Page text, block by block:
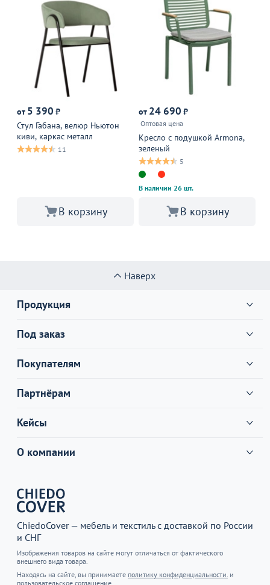
от 5 390 ₽
Стул Габана, велюр Ньютон
киви, каркас металл
11
В корзину
от 24 690 ₽
Оптовая цена
Кресло с подушкой Armona,
зеленый
5
В наличии 26 шт.
В корзину
Наверх
Продукция
Под заказ
Покупателям
Партнёрам
Кейсы
О компании
ChiedoCover — мебель и текстиль с доставкой по России
и СНГ
Изображения товаров на сайте могут отличаться от фактического
внешнего вида товара.
Находясь на сайте, вы принимаете политику конфиденциальности. и
пользовательское соглашение.